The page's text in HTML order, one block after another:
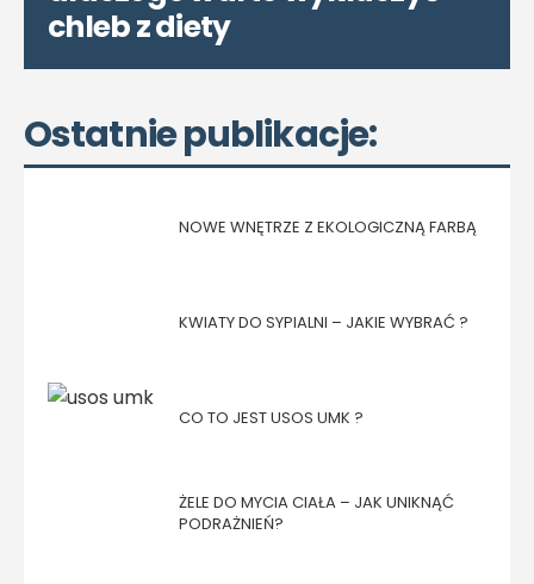
chleb z diety
Ostatnie publikacje:
NOWE WNĘTRZE Z EKOLOGICZNĄ FARBĄ
KWIATY DO SYPIALNI – JAKIE WYBRAĆ ?
CO TO JEST USOS UMK ?
ŻELE DO MYCIA CIAŁA – JAK UNIKNĄĆ
PODRAŻNIEŃ?